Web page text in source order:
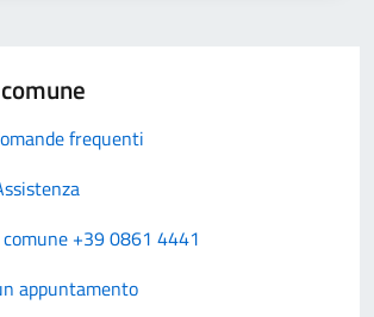
frequenti
+39 0861 4441
appuntamento